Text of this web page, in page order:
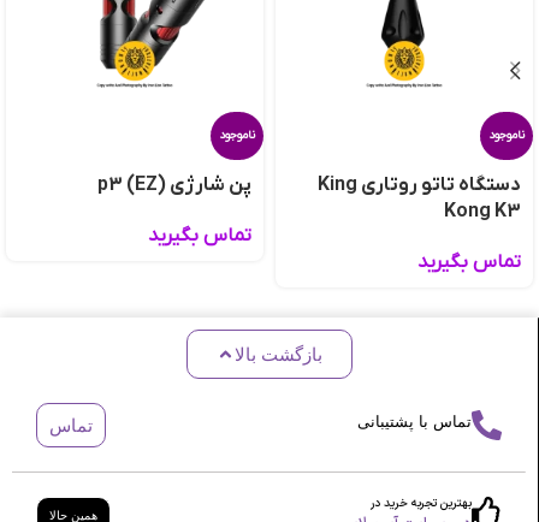
ناموجود
دستگاه تاتو روتاری King
Kong K3
تماس بگیرید
ناموجود
پن شارژی p3 (EZ)
تماس بگیرید
بازگشت بالا
تماس با پشتیبانی تماس
بهترین تجربه خرید در
همین حالا